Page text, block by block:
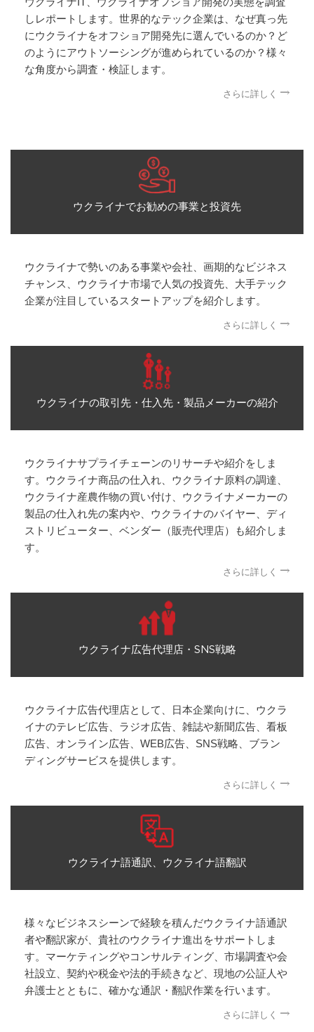
しレポートします。世界的なテック企業は、なぜ真っ先
にウクライナをオフショア開発先に選んでいるのか？ど
のようにアウトソーシングが進められているのか？様々
な角度から調査・検証します。
さらに詳しく
ウクライナでお勧めの事業と投資先
ウクライナで勢いのある事業や会社、画期的なビジネス
チャンス、ウクライナ市場で人気の投資先、大手テック
企業が注目しているスタートアップを紹介します。
さらに詳しく
ウクライナの取引先・仕入先・製品メーカーの紹介
ウクライナサプライチェーンのリサーチや紹介をしま
す。ウクライナ商品の仕入れ、ウクライナ原料の調達、
ウクライナ産農作物の買い付け、ウクライナメーカーの
製品の仕入れ先の案内や、ウクライナのバイヤー、ディ
ストリビューター、ベンダー（販売代理店）も紹介しま
す。
さらに詳しく
ウクライナ広告代理店・SNS戦略
ウクライナ広告代理店として、日本企業向けに、ウクラ
イナのテレビ広告、ラジオ広告、雑誌や新聞広告、看板
広告、オンライン広告、WEB広告、SNS戦略、ブラン
ディングサービスを提供します。
さらに詳しく
ウクライナ語通訳、ウクライナ語翻訳
様々なビジネスシーンで経験を積んだウクライナ語通訳
者や翻訳家が、貴社のウクライナ進出をサポートしま
す。マーケティングやコンサルティング、市場調査や会
社設立、契約や税金や法的手続きなど、現地の公証人や
弁護士とともに、確かな通訳・翻訳作業を行います。
さらに詳しく